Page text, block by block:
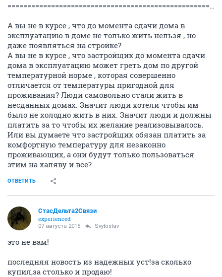
======================================================================
А вы не в курсе , что до момента сдачи дома в
эксплуатацию в доме не только жить нельзя , но
даже появляться на стройке?
А вы не в курсе , что застройщик до момента сдачи
дома в эксплуатацию может греть дом по другой
температурной норме , которая совершенно
отличается от температуры пригодной для
проживания? Люди самовольно стали жить в
несданных домах. Значит люди хотели чтобы им
было не холодно жить в них. Значит люди и должны
платить за то чтобы их желание реализовывалось.
Или вы думаете что застройщик обязан платить за
комфортную температуру для незаконно
проживающих, а они будут только пользоваться
этим на халяву и все?
ОТВЕТИТЬ
СтасДельта2Связи
experienced
07 августа 2015 Svytoslav
это не вам!
последняя новость из надежных уст!за сколько
купил,за столько и продаю!